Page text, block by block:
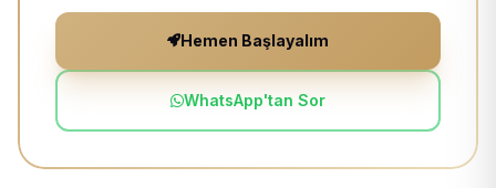
Hemen Başlayalım
WhatsApp'tan Sor